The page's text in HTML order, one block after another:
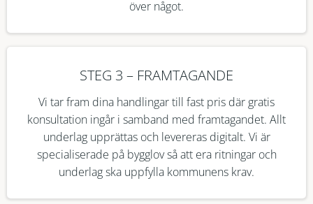
över något.
STEG 3 – FRAMTAGANDE
Vi tar fram dina handlingar till fast pris där gratis
konsultation ingår i samband med framtagandet. Allt
underlag upprättas och levereras digitalt. Vi är
specialiserade på bygglov så att era ritningar och
underlag ska uppfylla kommunens krav.